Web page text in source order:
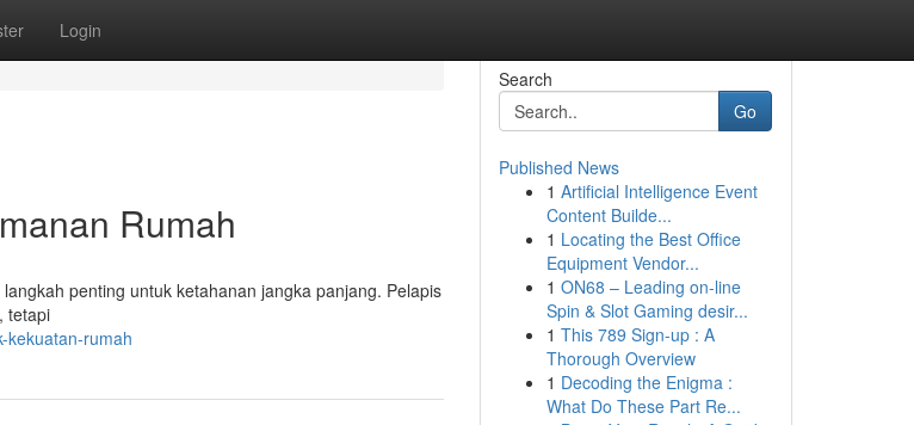
Login
Rumah
penting untuk ketahanan jangka panjang. Pelapis
tetapi
kekuatan-rumah
Search
Go
Published News
1 Artificial Intelligence Event
Content Builde...
1 Locating the Best Office
Equipment Vendor...
1 ON68 – Leading on-line
Spin & Slot Gaming desir...
1 This 789 Sign-up : A
Thorough Overview
1 Decoding the Enigma :
What Do These Part Re...